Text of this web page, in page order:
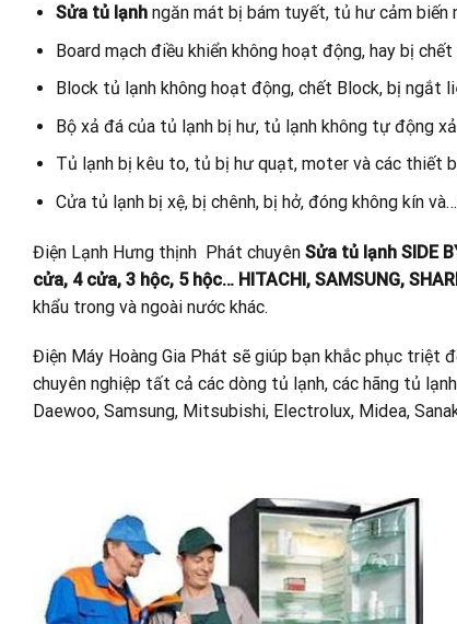
Sửa tủ lạnhngăn mát bị bám tuyết, tủ hư cảm biến
Board mạch điều khiển không hoạt động, hay bị chết
Block tủ lạnh không hoạt động, chết Block, bị ngắt
Bộ xả đá của tủ lạnh bị hư, tủ lạnh không tự động
Tủ lạnh bị kêu to, tủ bị hư quạt, moter và các thiết
Cửa tủ lạnh bị xệ, bị chênh, bị hở, đóng không kín
Điện Lạnh Hưng thịnh Phát chuyên Sửa tủ lạnh SIDE
cửa, 4 cửa, 3 hộc, 5 hộc… HITACHI, SAMSUNG,
khẩu trong và ngoài nước khác.
Điện Máy Hoàng Gia Phát sẽ giúp bạn khắc phục triệt
chuyên nghiệp tất cả các dòng tủ lạnh, các hãng tủ
Daewoo, Samsung, Mitsubishi, Electrolux, Midea,